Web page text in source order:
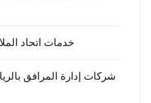
خدمات اتحاد
شركات إدارة المرافق